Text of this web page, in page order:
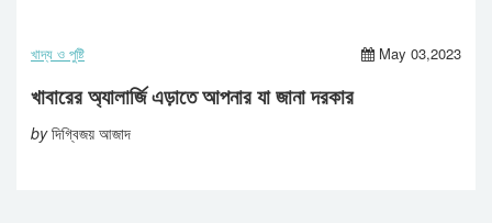
খাদ্য ও পুষ্টি May 03,2023
খাবারের অ্যালার্জি এড়াতে আপনার যা জানা দরকার
byদিগ্বিজয় আজাদ